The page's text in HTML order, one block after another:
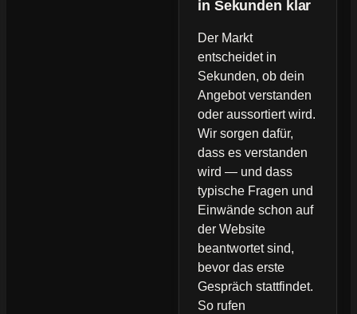
in Sekunden klar
Der Markt
entscheidet in
Sekunden, ob dein
Angebot verstanden
oder aussortiert wird.
Wir sorgen dafür,
dass es verstanden
wird — und dass
typische Fragen und
Einwände schon auf
der Website
beantwortet sind,
bevor das erste
Gespräch stattfindet.
So rufen